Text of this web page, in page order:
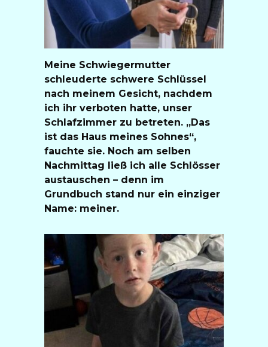
Meine Schwiegermutter
schleuderte schwere Schlüssel
nach meinem Gesicht, nachdem
ich ihr verboten hatte, unser
Schlafzimmer zu betreten. „Das
ist das Haus meines Sohnes“,
fauchte sie. Noch am selben
Nachmittag ließ ich alle Schlösser
austauschen – denn im
Grundbuch stand nur ein einziger
Name: meiner.